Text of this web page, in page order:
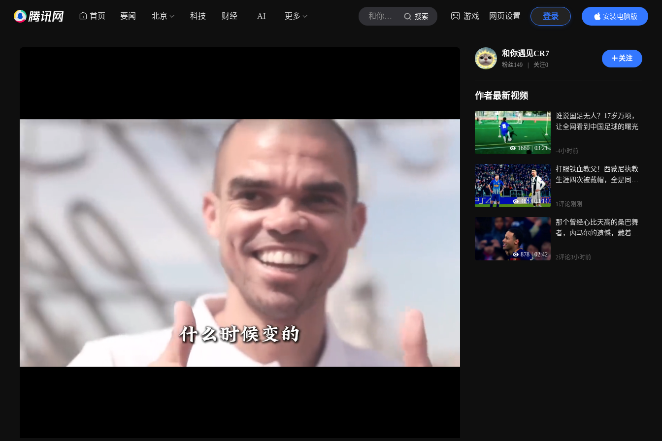
首页 要闻 北京 科技 财经 AI 更多 和你遇见CR7 搜索 游戏 网页设置 登录
安装电脑版
内容更精彩
和你遇见CR7
粉丝149 | 关注0
关注
作者最新视频
1680 03:21
谁说国足无人？17岁万项，
让全网看到中国足球的曙光
-4小时前
465 03:14
打服铁血教父！西蒙尼执教
生涯四次被戴帽，全是同一
1评论刚刚
878 | 02:42
那个曾经心比天高的桑巴舞
者，内马尔的遗憾，藏着一
2评论3小时前